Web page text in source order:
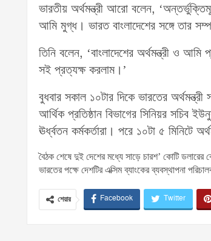
ভারতীয় অর্থমন্ত্রী আরো বলেন,
আমি মুগ্ধ। ভারত বাংলাদেশের সঙ্গে তার
তিনি বলেন, ‘বাংলাদেশের অর্থমন্ত্রী ও
সই প্রত্যক্ষ করলাম।’
বুধবার সকাল ১০টার দিকে ভারতের
আর্থিক প্রতিষ্ঠান বিভাগের সিনিয়র সচিব
ঊর্ধ্বতন কর্মকর্তারা। পরে ১০টা ৫ মিনিটে
বৈঠক শেষে দুই দেশের মধ্যে সাড়ে চারশ’ কোটি
ভারতের পক্ষে দেশটির এক্সিম ব্যাংকের ব্যবস্থাপনা
শেয়ার Facebook Twitter